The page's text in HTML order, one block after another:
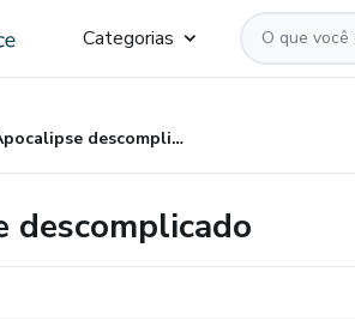
Categorias
Apocalipse descomplicado
descomplicado